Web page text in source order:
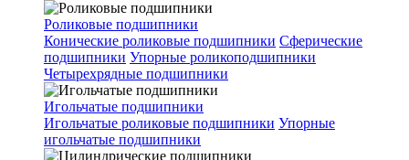
Роликовые подшипники
Конические роликовые подшипники Сферические
подшипники Упорные роликоподшипники
Четырехрядные подшипники
Игольчатые подшипники
Игольчатые роликовые подшипники Упорные
игольчатые подшипники